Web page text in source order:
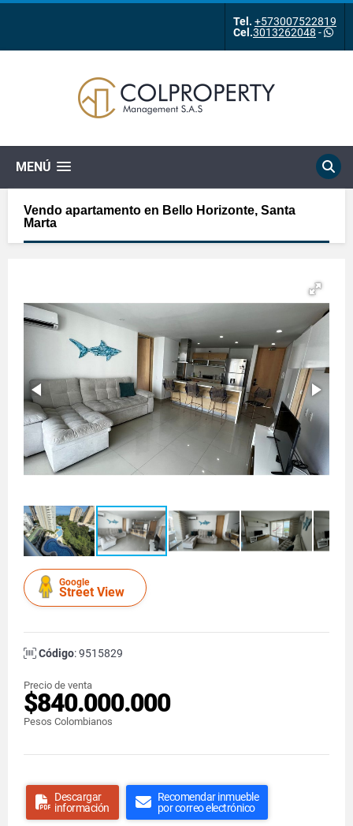
Tel. +573007522819
Cel.3013262048 -
MENÚ
Vendo apartamento en Bello Horizonte, Santa
Marta
Google
Street View
Código: 9515829
Precio de venta
$840.000.000
Pesos Colombianos
Descargar
información
Recomendar inmueble
por correo electrónico